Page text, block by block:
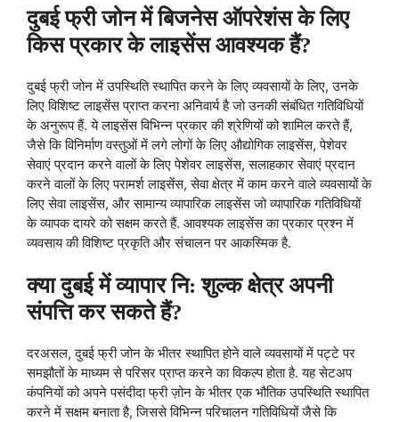
दुबई फ्री जोन में बिजनेस ऑपरेशंस के लिए
किस प्रकार के लाइसेंस आवश्यक हैं?
दुबई फ्री जोन में उपस्थिति स्थापित करने के लिए व्यवसायों के लिए, उनके
लिए विशिष्ट लाइसेंस प्राप्त करना अनिवार्य है जो उनकी संबंधित गतिविधियों
के अनुरूप हैं. ये लाइसेंस विभिन्न प्रकार की श्रेणियों को शामिल करते हैं,
जैसे कि विनिर्माण वस्तुओं में लगे लोगों के लिए औद्योगिक लाइसेंस, पेशेवर
सेवाएं प्रदान करने वालों के लिए पेशेवर लाइसेंस, सलाहकार सेवाएं प्रदान
करने वालों के लिए परामर्श लाइसेंस, सेवा क्षेत्र में काम करने वाले व्यवसायों के
लिए सेवा लाइसेंस, और सामान्य व्यापारिक लाइसेंस जो व्यापारिक गतिविधियों
के व्यापक दायरे को सक्षम करते हैं. आवश्यक लाइसेंस का प्रकार प्रश्न में
व्यवसाय की विशिष्ट प्रकृति और संचालन पर आकस्मिक है.
क्या दुबई में व्यापार नि: शुल्क क्षेत्र अपनी
संपत्ति कर सकते हैं?
दरअसल, दुबई फ्री जोन के भीतर स्थापित होने वाले व्यवसायों में पट्टे पर
समझौतों के माध्यम से परिसर प्राप्त करने का विकल्प होता है. यह सेटअप
कंपनियों को अपने पसंदीदा फ्री ज़ोन के भीतर एक भौतिक उपस्थिति स्थापित
करने में सक्षम बनाता है, जिससे विभिन्न परिचालन गतिविधियों जैसे कि